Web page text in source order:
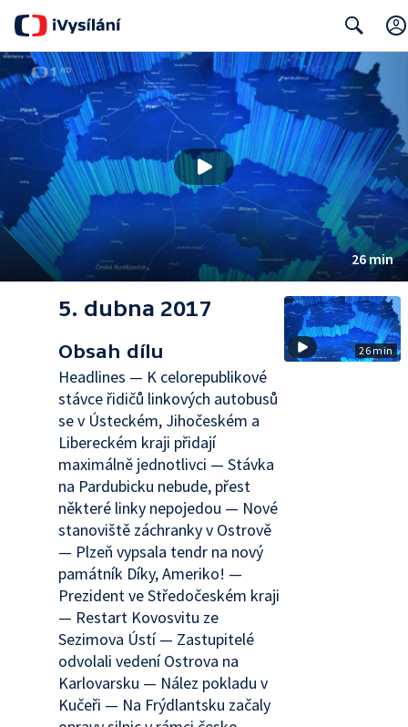
Search
26 min
5. dubna 2017
Obsah dílu
Headlines — K celorepublikové
stávce řidičů linkových autobusů
se v Ústeckém, Jihočeském a
Libereckém kraji přidají
maximálně jednotlivci — Stávka
na Pardubicku nebude, přest
některé linky nepojedou — Nové
stanoviště záchranky v Ostrově
— Plzeň vypsala tendr na nový
památník Díky, Ameriko! —
Prezident ve Středočeském kraji
— Restart Kovosvitu ze
Sezimova Ústí — Zastupitelé
odvolali vedení Ostrova na
Karlovarsku — Nález pokladu v
Kučeři — Na Frýdlantsku začaly
26 min